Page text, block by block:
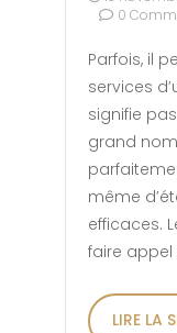
0
Parfois, il
services
signifie
grand
même
efficaces.
faire appel
LIRE LA